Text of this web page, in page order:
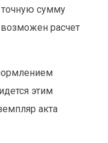
точную сумму
возможен расчет
этим
акта